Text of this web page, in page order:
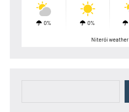
0% 0%
Niterói weather